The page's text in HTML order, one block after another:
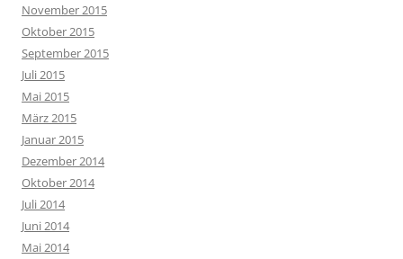
November 2015
Oktober 2015
September 2015
Juli 2015
Mai 2015
März 2015
Januar 2015
Dezember 2014
Oktober 2014
Juli 2014
Juni 2014
Mai 2014